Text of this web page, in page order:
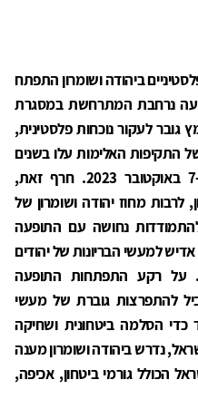
ביהודה ושומרון התפתח
נרחבת המתרחשת במסגרת
לעקור נוכחות פלסטינית,
התקיפות האלימות עלו בשנים
האחרונות וביֶתֶר תוקף מאז ה-7 באוקטובר 2023. חרף זאת,
מחוז יהודה ושומרון של
נחושה עם התופעה
למעשי הבריונות של יהודים
על רקע התפתחות התופעה
להתפרצות גוברת של מעשי
כדי הסלמה ביטחונית ושחיקה
נדרש ביהודה ושומרון מענה
הכולל גורמי ביטחון, אכיפה,